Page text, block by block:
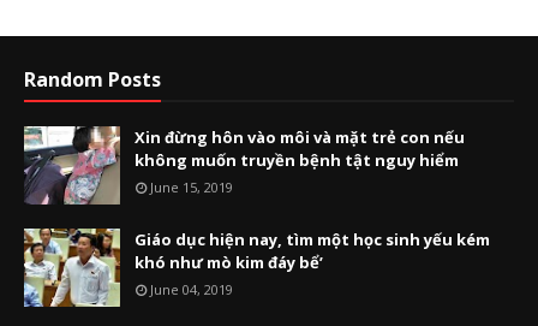
Random Posts
Xin đừng hôn vào môi và mặt trẻ con nếu
không muốn truyền bệnh tật nguy hiểm
June 15, 2019
Giáo dục hiện nay, tìm một học sinh yếu kém
khó như mò kim đáy bể’
June 04, 2019